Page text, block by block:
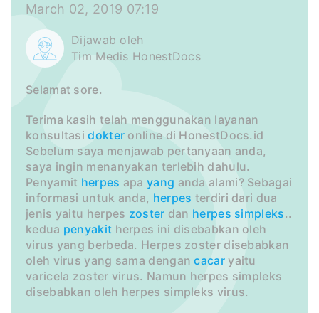
March 02, 2019 07:19
Dijawab oleh
Tim Medis HonestDocs
Selamat sore.
Terima kasih telah menggunakan layanan
konsultasidokter online di HonestDocs.id
Sebelum saya menjawab pertanyaan anda,
saya ingin menanyakan terlebih dahulu.
Penyamit herpes apayang anda alami? Sebagai
informasi untuk anda, herpes terdiri dari dua
jenis yaitu herpes zoster dan herpes simpleks..
kedua penyakit herpes ini disebabkan oleh
virus yang berbeda. Herpes zoster disebabkan
oleh virus yang sama dengancacaryaitu
varicela zoster virus. Namun herpes simpleks
disebabkan oleh herpes simpleks virus.